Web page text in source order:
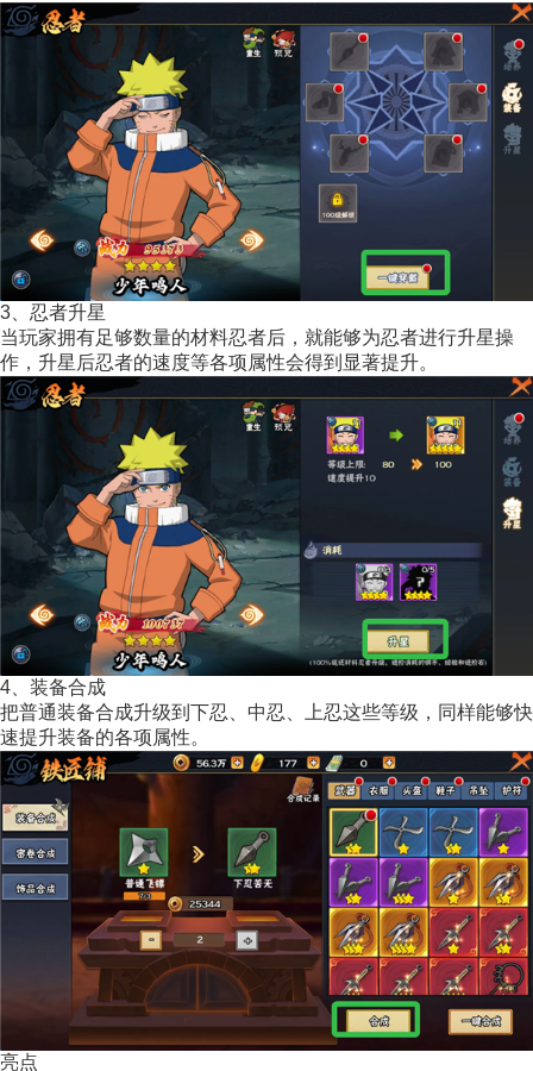
3、忍者升星
当玩家拥有足够数量的材料忍者后，就能够为忍者进行升星操
作，升星后忍者的速度等各项属性会得到显著提升。
4、装备合成
把普通装备合成升级到下忍、中忍、上忍这些等级，同样能够快
速提升装备的各项属性。
亮点